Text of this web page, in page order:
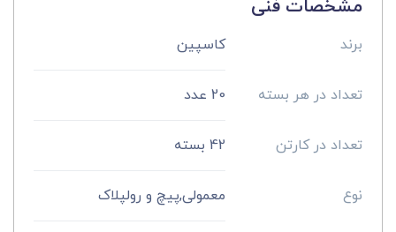
مشخصات فنی
برند کاسپین
تعداد در هر بسته 20 عدد
تعداد در کارتن 42 بسته
نوع معمولی,پیچ و رولپلاک